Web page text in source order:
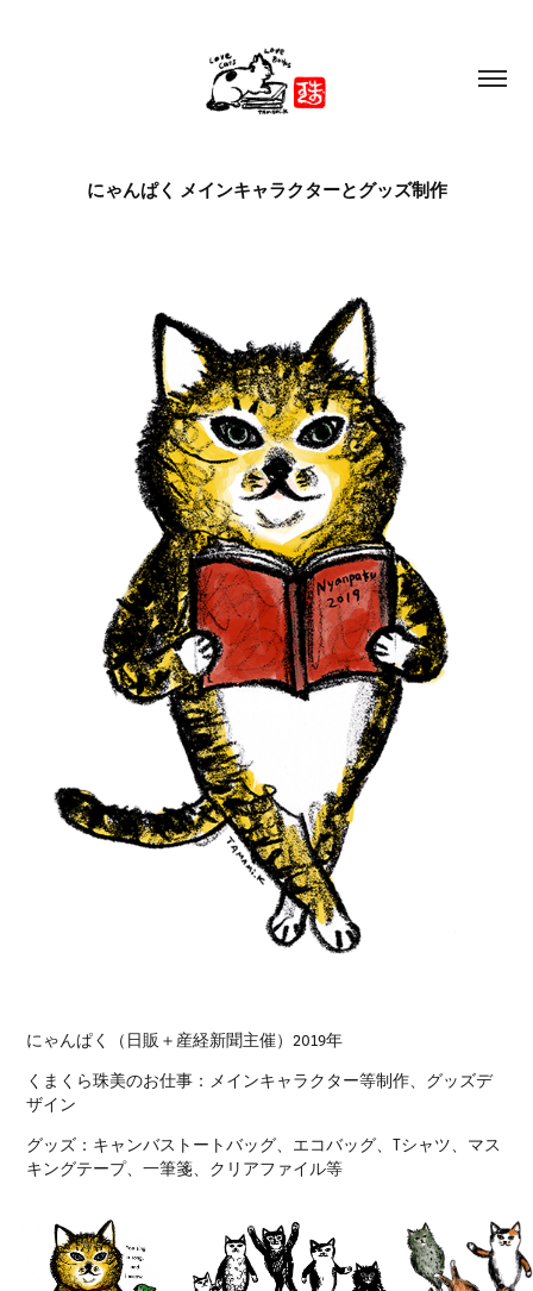
にゃんぱく メインキャラクターとグッズ制作
にゃんぱく（日販＋産経新聞主催）2019年
くまくら珠美のお仕事：メインキャラクター等制作、グッズデ
ザイン
グッズ：キャンバストートバッグ、エコバッグ、Tシャツ、マス
キングテープ、一筆箋、クリアファイル等